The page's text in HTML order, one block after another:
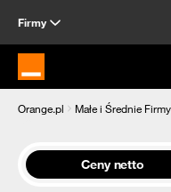
Firmy
Strona główna
Orange.pl Małe i Średnie Firmy
Ceny netto